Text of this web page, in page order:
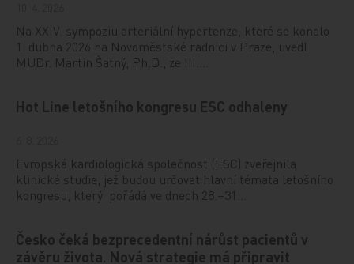
Na XXIV. sympoziu arteriální hypertenze, které se konalo
1. dubna 2026 na Novoměstské radnici v Praze, uvedl
MUDr. Martin Šatný, Ph.D., ze III.…
Hot Line letošního kongresu ESC odhaleny
Evropská kardiologická společnost (ESC) zveřejnila
klinické studie, jež budou určovat hlavní témata letošního
kongresu, který pořádá ve dnech 28.–31…
Česko čeká bezprecedentní nárůst pacientů v
závěru života. Nová strategie má připravit